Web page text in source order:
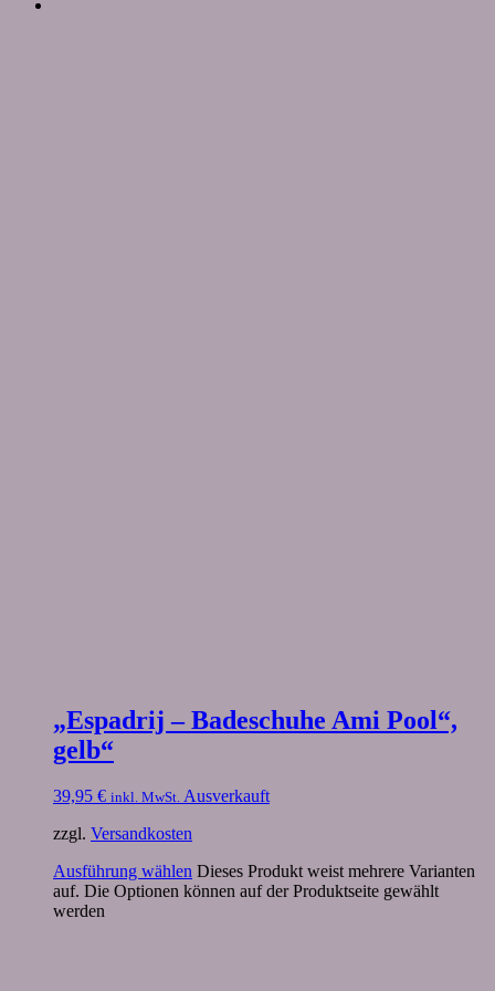
„Espadrij – Badeschuhe Ami Pool“,
gelb“
39,95 € inkl. MwSt. Ausverkauft
zzgl. Versandkosten
Ausführung wählen Dieses Produkt weist mehrere Varianten
auf. Die Optionen können auf der Produktseite gewählt
werden